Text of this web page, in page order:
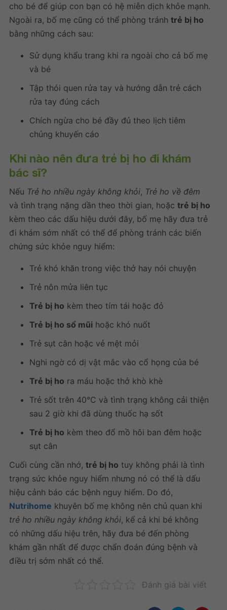
cho bé để giúp con bạn có hệ miễn dịch khỏe mạnh.
Ngoài ra, bố mẹ cũng có thể phòng tránh trẻ bị ho
bằng những cách sau:
Sử dụng khẩu trang khi ra ngoài cho cả bố mẹ
và bé
Tập thói quen rửa tay và hướng dẫn trẻ cách
rửa tay đúng cách
Chích ngừa cho bé đầy đủ theo lịch tiêm
chủng khuyến cáo
Khi nào nên đưa trẻ bị ho đi khám
bác sĩ?
Nếu Trẻ ho nhiều ngày không khỏi, Trẻ ho về đêm
và tình trạng nặng dần theo thời gian, hoặc trẻ bị ho
kèm theo các dấu hiệu dưới đây, bố mẹ hãy đưa trẻ
đi khám sớm nhất có thể để phòng tránh các biến
chứng sức khỏe nguy hiểm:
Trẻ khó khăn trong việc thở hay nói chuyện
Trẻ nôn mửa liên tục
Trẻ bị ho kèm theo tím tái hoặc đỏ
Trẻ bị ho sổ mũi hoặc khó nuốt
Trẻ sụt cân hoặc vẻ mệt mỏi
Nghi ngờ có dị vật mắc vào cổ họng của bé
Trẻ bị ho ra máu hoặc thở khò khè
Trẻ sốt trên 40°C và tình trạng không cải thiện
sau 2 giờ khi đã dùng thuốc hạ sốt
Trẻ bị ho kèm theo đổ mồ hôi ban đêm hoặc
sụt cân
Cuối cùng cần nhớ, trẻ bị ho tuy không phải là tình
trạng sức khỏe nguy hiểm nhưng nó có thể là dấu
hiệu cảnh báo các bệnh nguy hiểm. Do đó,
Nutrihome khuyên bố mẹ không nên chủ quan khi
trẻ ho nhiều ngày không khỏi, kể cả khi bé không
có những dấu hiệu trên, hãy đưa bé đến phòng
khám gần nhất để được chẩn đoán đúng bệnh và
điều trị sớm nhất có thể.
Đánh giá bài viết